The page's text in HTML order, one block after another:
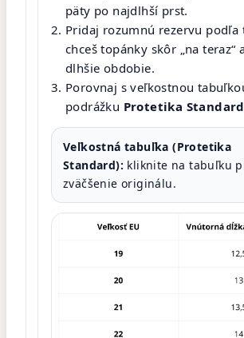
päty po najdlhší prst.
Pridaj rozumnú rezervu podľa
chceš topánky skôr „na teraz“
dlhšie obdobie.
Porovnaj s veľkostnou
podrážku Protetika Standard
Veľkostná tabuľka (Protetika
Standard): kliknite na tabuľku
zväčšenie originálu.